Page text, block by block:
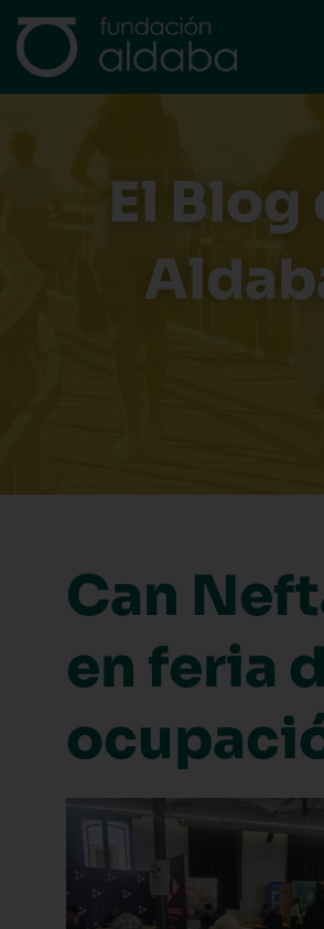
contenido
El Blog
Can
en feria